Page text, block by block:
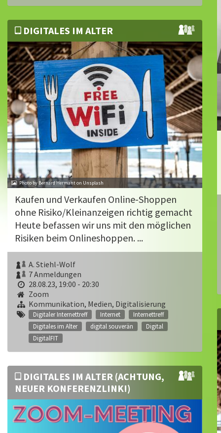
DIGITALES IM ALTER
Photo by Bernard Hermant on Unsplash
Kaufen und Verkaufen Online-Shoppen
ohne Risiko/Kleinanzeigen richtig gemacht
Heute befassen wir uns mit den möglichen
Risiken beim Onlineshoppen. ...
A. Stiehl-Wolf
7 Anmeldungen
28.08.23, 19:00 - 20:30
Zoom
Kommunikation, Medien, Digitalisierung
Digitaler Internettreff Internet
Internettreff
Digitales im Alter
digital souverän
Digital
DigitalFIT
DIGITALES IM ALTER (ACHTUNG,
NEUER KONFERENZLINK!)